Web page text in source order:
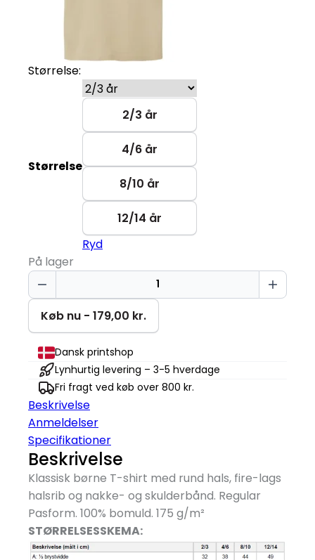
Størrelse:
Størrelse
2/3 år
4/6 år
8/10 år
12/14 år
Ryd
På lager
Snack
Attack
Dino
T-
shirt
antal
Køb nu - 179,00 kr.
Dansk printshop
Lynhurtig levering – 3-5 hverdage
Fri fragt ved køb over 800 kr.
Beskrivelse
Anmeldelser
Specifikationer
Beskrivelse
Klassisk børne T-shirt med rund hals, fire-lags
halsrib og nakke- og skulderbånd. Regular
Pasform. 100% bomuld. 175 g/m²
STØRRELSESSKEMA: